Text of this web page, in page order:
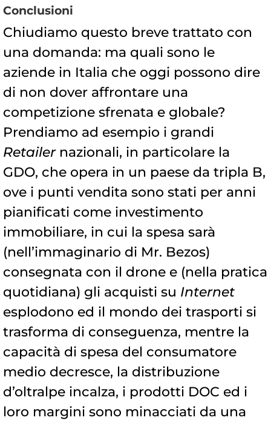
Conclusioni
Chiudiamo questo breve trattato con
una domanda: ma quali sono le
aziende in Italia che oggi possono dire
di non dover affrontare una
competizione sfrenata e globale?
Prendiamo ad esempio i grandi
Retailernazionali, in particolare la
GDO, che opera in un paese da tripla B,
ove i punti vendita sono stati per anni
pianificati come investimento
immobiliare, in cui la spesa sarà
(nell’immaginario di Mr. Bezos)
consegnata con il drone e (nella pratica
quotidiana) gli acquisti su Internet
esplodono ed il mondo dei trasporti si
trasforma di conseguenza, mentre la
capacità di spesa del consumatore
medio decresce, la distribuzione
d’oltralpe incalza, i prodotti DOC ed i
loro margini sono minacciati da una